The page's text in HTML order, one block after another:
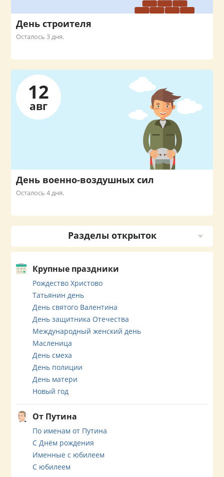
День строителя
Осталось 3 дня.
12
авг
День военно-воздушных сил
Осталось 4 дня.
Разделы открыток
Крупные праздники
Рождество Христово
Татьянин день
День святого Валентина
День защитника Отечества
Международный женский день
Масленица
День смеха
День полиции
День матери
Новый год
От Путина
По именам от Путина
С Днём рождения
Именные с юбилеем
С юбилеем